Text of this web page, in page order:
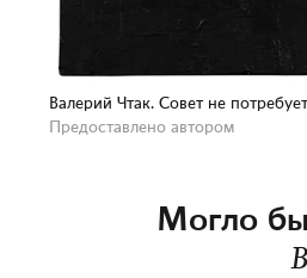
Валерий Чтак. Совет не
Предоставлено автором
Могло